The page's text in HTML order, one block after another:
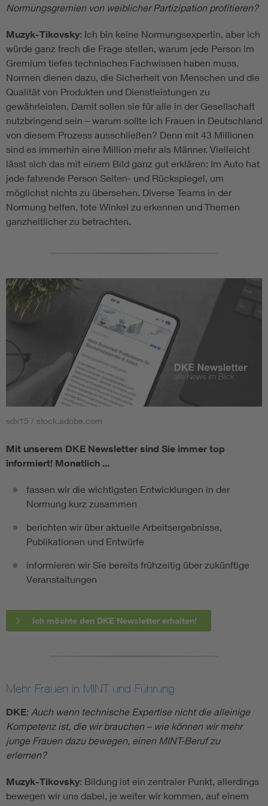
Normungsgremien von weiblicher Partizipation profitieren?
Muzyk-Tikovsky: Ich bin keine Normungsexpertin, aber ich
würde ganz frech die Frage stellen, warum jede Person im
Gremium tiefes technisches Fachwissen haben muss.
Normen dienen dazu, die Sicherheit von Menschen und die
Qualität von Produkten und Dienstleistungen zu
gewährleisten. Damit sollen sie für alle in der Gesellschaft
nutzbringend sein – warum sollte ich Frauen in Deutschland
von diesem Prozess ausschließen? Denn mit 43 Millionen
sind es immerhin eine Million mehr als Männer. Vielleicht
lässt sich das mit einem Bild ganz gut erklären: Im Auto hat
jede fahrende Person Seiten- und Rückspiegel, um
möglichst nichts zu übersehen. Diverse Teams in der
Normung helfen, tote Winkel zu erkennen und Themen
ganzheitlicher zu betrachten.
sdx15 / stock.adobe.com
Mit unserem DKE Newsletter sind Sie immer top
informiert! Monatlich ...
fassen wir die wichtigsten Entwicklungen in der
Normung kurz zusammen
berichten wir über aktuelle Arbeitsergebnisse,
Publikationen und Entwürfe
informieren wir Sie bereits frühzeitig über zukünftige
Veranstaltungen
Ich möchte den DKE Newsletter erhalten!
Mehr Frauen in MINT und Führung
DKE: Auch wenn technische Expertise nicht die alleinige
Kompetenz ist, die wir brauchen – wie können wir mehr
junge Frauen dazu bewegen, einen MINT-Beruf zu
erlernen?
Muzyk-Tikovsky: Bildung ist ein zentraler Punkt, allerdings
bewegen wir uns dabei, je weiter wir kommen, auf einem